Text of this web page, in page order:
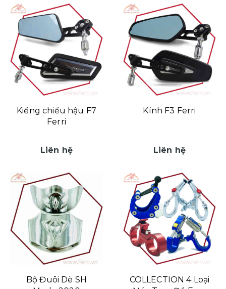
Kiếng chiếu hậu F7
Ferri
Liên hệ
Kính F3 Ferri
Liên hệ
Bộ Đuôi Dè SH
COLLECTION 4 Loại